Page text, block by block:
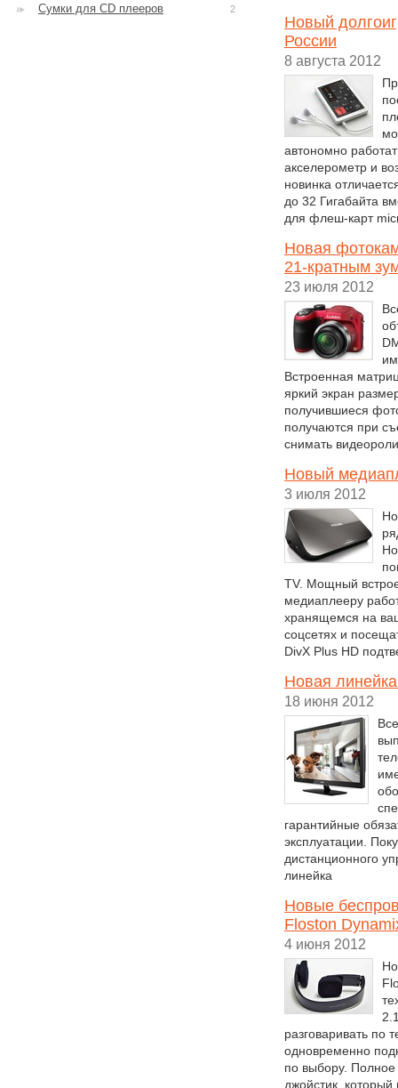
Новый
России
8 августа 2012
автономно
акселерометр и
новинка
до 32 Гигабайта
для флеш-карт
Новая
21-кратным
23 июля 2012
Встроенная
яркий экран
получившиеся
получаются при
снимать
Новый
3 июля 2012
TV. Мощный
медиаплееру
хранящемся на
соцсетях и
DivX Plus HD
Новая
18 июня 2012
гарантийные
эксплуатации.
дистанционного
линейка
Новые
Floston
4 июня 2012
разговаривать по
одновременно
по выбору.
джойстик,
Сумки для CD плееров 2